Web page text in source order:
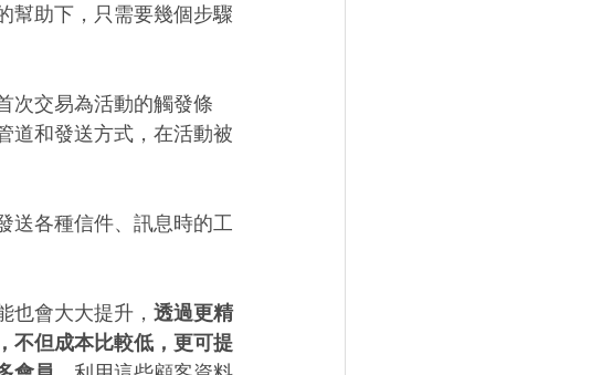
幫助下，只需要幾個步驟
次交易為活動的觸發條
道和發送方式，在活動被
送各種信件、訊息時的工
也會大大提升， 透過更精
不但成本比較低，更可提